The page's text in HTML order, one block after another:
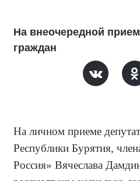
На внеочередной
граждан
На личном приеме
Республики Бурятия,
Россия» Вячеслава